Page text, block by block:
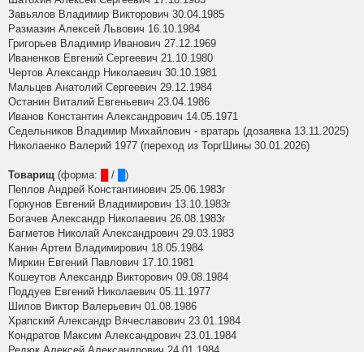
Завьялов Владимир Викторович 30.04.1985
Размазин Алексей Львович 16.10.1984
Григорьев Владимир Иванович 27.12.1969
Иваненков Евгений Сергеевич 21.10.1980
Чертов Александр Николаевич 30.10.1981
Мальцев Анатолий Сергеевич 29.12.1984
Останин Виталий Евгеньевич 23.04.1986
Иванов Константин Александрович 14.05.1971
Седельников Владимир Михайлович - вратарь (дозаявка 13.11.2025)
Николаенко Валерий 1977 (переход из ТоргШины 30.01.2026)
Товарищ (форма: /
)
Пеплов Андрей Константинович 25.06.1983г
Горкунов Евгений Владимирович 13.10.1983г
Богачев Александр Николаевич 26.08.1983г
Багметов Николай Александрович 29.03.1983
Канин Артем Владимирович 18.05.1984
Миркин Евгений Павлович 17.10.1981
Кошеутов Александр Викторович 09.08.1984
Поддуев Евгений Николаевич 05.11.1977
Шилов Виктор Валерьевич 01.08.1986
Храпский Александр Вячеславович 23.01.1984
Кондратов Максим Александрович 23.01.1984